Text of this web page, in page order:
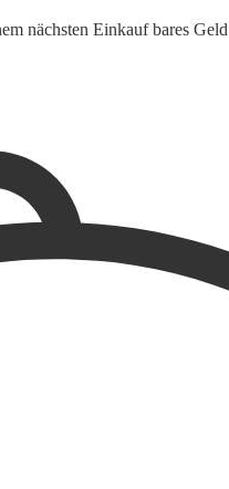
nächsten Einkauf bares